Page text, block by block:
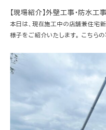
【現場紹介】外壁工事・防水工事
本日は、現在施工中の店舗兼住宅
様子をご紹介いたします。 こちら